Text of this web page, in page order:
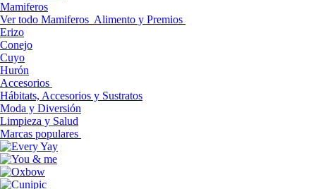
Mamiferos
Ver todo Mamiferos Alimento y Premios
Erizo
Conejo
Cuyo
Hurón
Accesorios
Hábitats, Accesorios y Sustratos
Moda y Diversión
Limpieza y Salud
Marcas populares